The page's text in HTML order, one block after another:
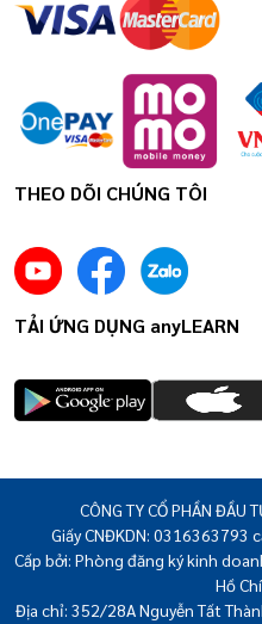
THEO DÕI CHÚNG TÔI
TẢI ỨNG DỤNG anyLEARN
CÔNG TY CỔ PHẦN ĐẦU
Giấy CNĐKDN:
Cấp bởi: Phòng đăng ký kinh
Hồ
Địa chỉ: 352/28A Nguyễn Tất